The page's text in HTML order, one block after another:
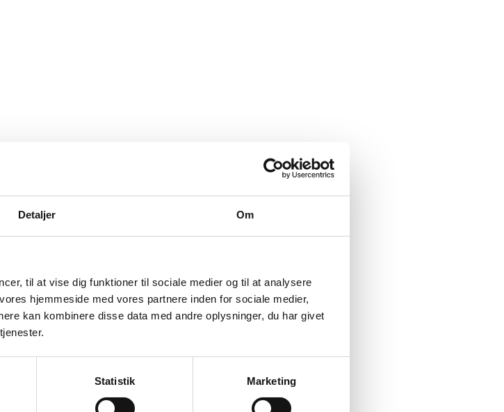
Detaljer Om
til at vise dig funktioner til sociale medier og til at analysere
hjemmeside med vores partnere inden for sociale medier,
kan kombinere disse data med andre oplysninger, du har givet
Statistik Marketing